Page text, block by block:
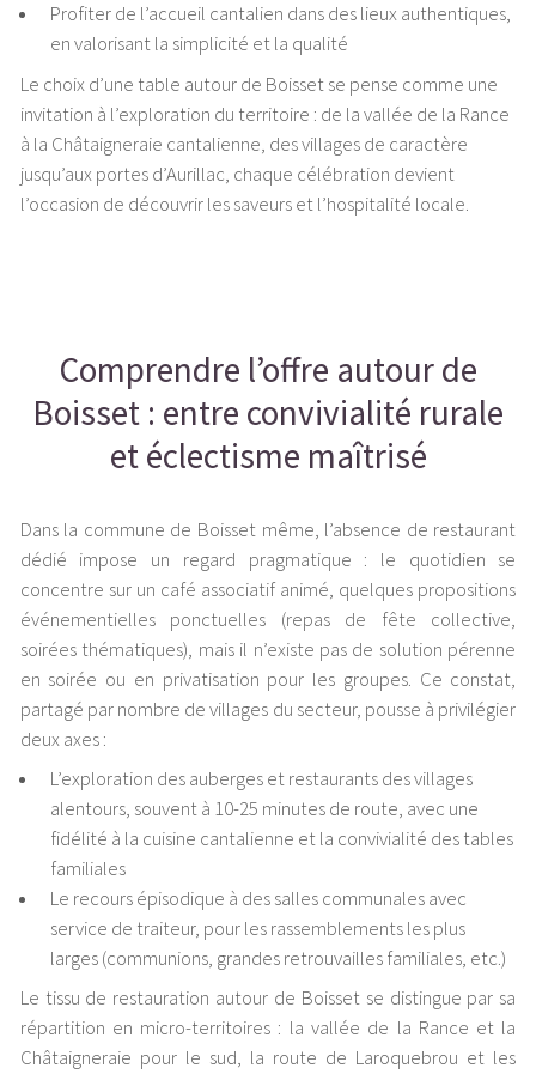
Profiter de l’accueil cantalien dans des lieux authentiques,
en valorisant la simplicité et la qualité
Le choix d’une table autour de Boisset se pense comme une
invitation à l’exploration du territoire : de la vallée de la Rance
à la Châtaigneraie cantalienne, des villages de caractère
jusqu’aux portes d’Aurillac, chaque célébration devient
l’occasion de découvrir les saveurs et l’hospitalité locale.
Comprendre l’offre autour de
Boisset : entre convivialité rurale
et éclectisme maîtrisé
Dans la commune de Boisset même, l’absence de restaurant
dédié impose un regard pragmatique : le quotidien se
concentre sur un café associatif animé, quelques propositions
événementielles ponctuelles (repas de fête collective,
soirées thématiques), mais il n’existe pas de solution pérenne
en soirée ou en privatisation pour les groupes. Ce constat,
partagé par nombre de villages du secteur, pousse à privilégier
deux axes :
L’exploration des auberges et restaurants des villages
alentours, souvent à 10-25 minutes de route, avec une
fidélité à la cuisine cantalienne et la convivialité des tables
familiales
Le recours épisodique à des salles communales avec
service de traiteur, pour les rassemblements les plus
larges (communions, grandes retrouvailles familiales, etc.)
Le tissu de restauration autour de Boisset se distingue par sa
répartition en micro-territoires : la vallée de la Rance et la
Châtaigneraie pour le sud, la route de Laroquebrou et les